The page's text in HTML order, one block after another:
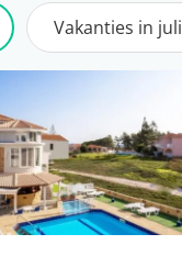
Vakanties in juli